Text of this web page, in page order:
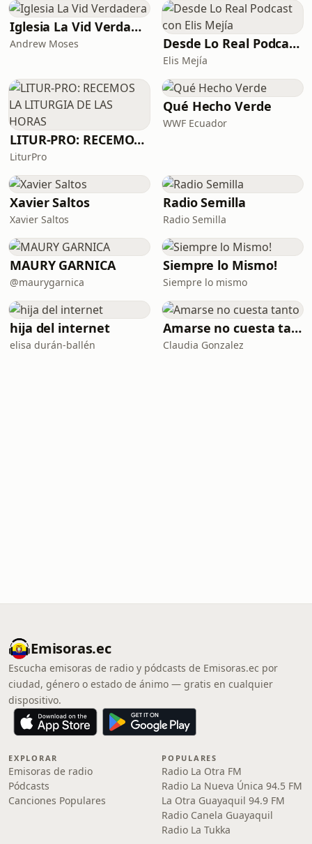
Iglesia La Vid Verdadera
Andrew Moses Desde Lo Real Podcast con Elis Mejía
Elis Mejía
LITUR-PRO: RECEMOS LA LITURGIA DE LAS HORAS
LiturPro
Qué Hecho Verde
WWF Ecuador
Xavier Saltos
Xavier Saltos
Radio Semilla
Radio Semilla
MAURY GARNICA
@maurygarnica
Siempre lo Mismo!
Siempre lo mismo
hija del internet
elisa durán-ballén
Amarse no cuesta tanto
Claudia Gonzalez
Emisoras.ec
Escucha emisoras de radio y pódcasts de Emisoras.ec por
ciudad, género o estado de ánimo — gratis en cualquier
dispositivo.
EXPLORAR
Emisoras de radio
Pódcasts
Canciones Populares
POPULARES
Radio La Otra FM
Radio La Nueva Única 94.5 FM
La Otra Guayaquil 94.9 FM
Radio Canela Guayaquil
Radio La Tukka